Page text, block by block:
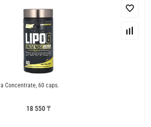
Concentrate, 60 caps.
18 550 ₸